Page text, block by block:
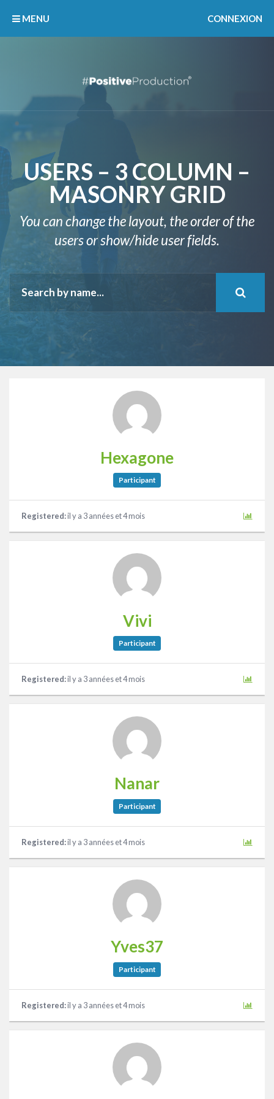
MENU CONNEXION
USERS – 3 COLUMN –
MASONRY GRID
You can change the layout, the order of the
users or show/hide user fields.
Hexagone
Participant
Registered:il y a 3 années et 4 mois
Vivi
Participant
Registered:il y a 3 années et 4 mois
Nanar
Participant
Registered:il y a 3 années et 4 mois
Yves37
Participant
Registered:il y a 3 années et 4 mois